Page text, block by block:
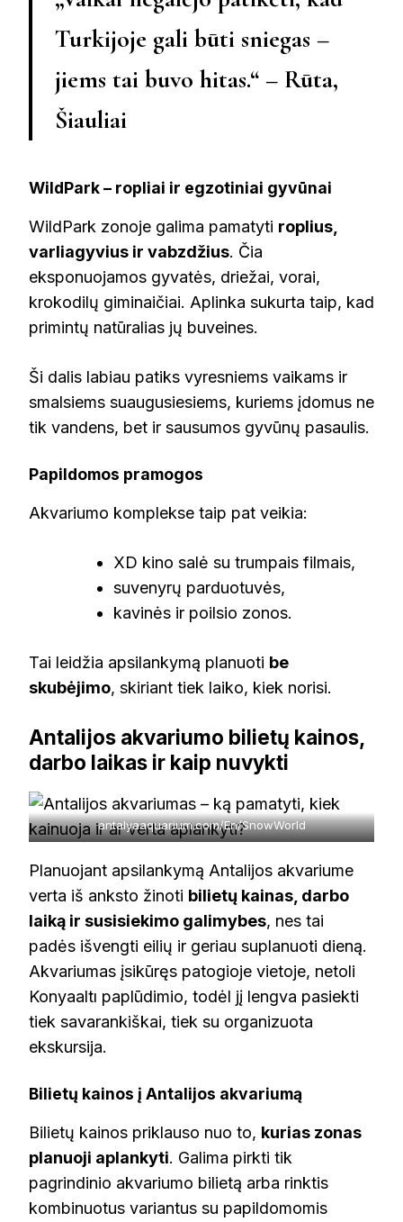
Turkijoje gali būti sniegas –
jiems tai buvo hitas.“ – Rūta,
Šiauliai
WildPark – ropliai ir egzotiniai gyvūnai
WildPark zonoje galima pamatyti roplius,
varliagyvius ir vabzdžius. Čia
eksponuojamos gyvatės, driežai, vorai,
krokodilų giminaičiai. Aplinka sukurta taip, kad
primintų natūralias jų buveines.
Ši dalis labiau patiks vyresniems vaikams ir
smalsiems suaugusiesiems, kuriems įdomus ne
tik vandens, bet ir sausumos gyvūnų pasaulis.
Papildomos pramogos
Akvariumo komplekse taip pat veikia:
XD kino salė su trumpais filmais,
suvenyrų parduotuvės,
kavinės ir poilsio zonos.
Tai leidžia apsilankymą planuoti be
skubėjimo, skiriant tiek laiko, kiek norisi.
Antalijos akvariumo bilietų kainos,
darbo laikas ir kaip nuvykti
antalyaaquarium.com/En/SnowWorld
Planuojant apsilankymą Antalijos akvariume
verta iš anksto žinoti bilietų kainas, darbo
laiką ir susisiekimo galimybes, nes tai
padės išvengti eilių ir geriau suplanuoti dieną.
Akvariumas įsikūręs patogioje vietoje, netoli
Konyaaltı paplūdimio, todėl jį lengva pasiekti
tiek savarankiškai, tiek su organizuota
ekskursija.
Bilietų kainos į Antalijos akvariumą
Bilietų kainos priklauso nuo to, kurias zonas
planuoji aplankyti. Galima pirkti tik
pagrindinio akvariumo bilietą arba rinktis
kombinuotus variantus su papildomomis